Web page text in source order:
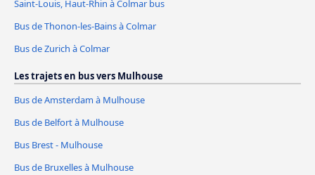
Saint-Louis, Haut-Rhin à Colmar bus
Bus de Thonon-les-Bains à Colmar
Bus de Zurich à Colmar
Les trajets en bus vers Mulhouse
Bus de Amsterdam à Mulhouse
Bus de Belfort à Mulhouse
Bus Brest - Mulhouse
Bus de Bruxelles à Mulhouse